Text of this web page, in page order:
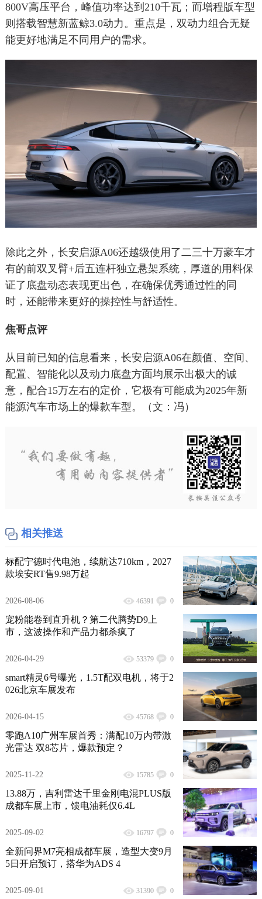
800V高压平台，峰值功率达到210千瓦；而增程版车型
则搭载智慧新蓝鲸3.0动力。重点是，双动力组合无疑
能更好地满足不同用户的需求。
除此之外，长安启源A06还越级使用了二三十万豪车才
有的前双叉臂+后五连杆独立悬架系统，厚道的用料保
证了底盘动态表现更出色，在确保优秀通过性的同
时，还能带来更好的操控性与舒适性。
焦哥点评
从目前已知的信息看来，长安启源A06在颜值、空间、
配置、智能化以及动力底盘方面均展示出极大的诚
意，配合15万左右的定价，它极有可能成为2025年新
能源汽车市场上的爆款车型。（文：冯）
相关推送
标配宁德时代电池，续航达710km，2027
款埃安RT售9.98万起
2026-08-06 46391 0
宠粉能卷到直升机？第二代腾势D9上
市，这波操作和产品力都杀疯了
2026-04-29 53379 0
smart精灵6号曝光，1.5T配双电机，将于2
026北京车展发布
2026-04-15 45768 0
零跑A10广州车展首秀：满配10万内带激
光雷达 双8芯片，爆款预定？
2025-11-22 15785 0
13.88万，吉利雷达千里金刚电混PLUS版
成都车展上市，馈电油耗仅6.4L
2025-09-02 16797 0
全新问界M7亮相成都车展，造型大变9月
5日开启预订，搭华为ADS 4
2025-09-01 31390 0